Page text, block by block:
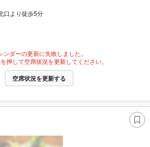
口より徒歩5分
ンダーの更新に失敗しました。
押して空席状況を更新してください。
空席状況を更新する